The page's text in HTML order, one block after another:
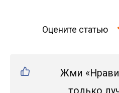
Оцените статью
Жми